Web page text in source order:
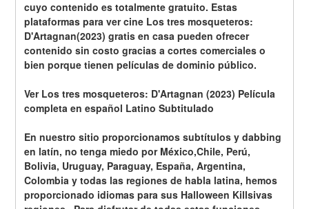
cuyo contenido es totalmente gratuito. Estas
plataformas para ver cine Los tres mosqueteros:
D'Artagnan(2023) gratis en casa pueden ofrecer
contenido sin costo gracias a cortes comerciales o
bien porque tienen películas de dominio público.
Ver Los tres mosqueteros: D'Artagnan (2023) Película
completa en español Latino Subtitulado
En nuestro sitio proporcionamos subtítulos y dabbing
en latín, no tenga miedo por México,Chile, Perú,
Bolivia, Uruguay, Paraguay, España, Argentina,
Colombia y todas las regiones de habla latina, hemos
proporcionado idiomas para sus Halloween Killsivas